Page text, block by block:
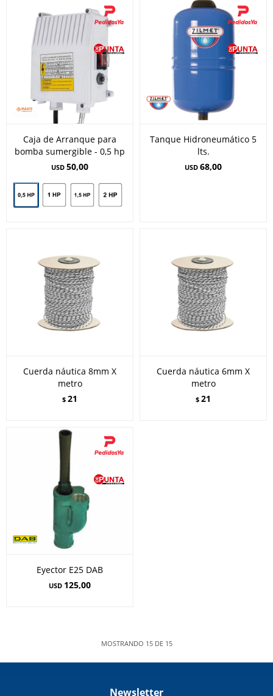
Caja de Arranque para
bomba sumergible - 0,5 hp
USD 50,00
Tanque Hidroneumático 5
lts.
USD 68,00
Cuerda náutica 8mm X
metro
$ 21
Cuerda náutica 6mm X
metro
$ 21
Eyector E25 DAB
USD 125,00
MOSTRANDO 15DE 15
Newsletter